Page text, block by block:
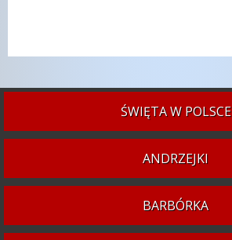
ŚWIĘTA W POLSCE
ANDRZEJKI
BARBÓRKA